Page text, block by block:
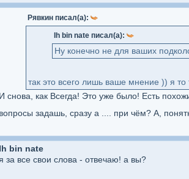
Рявкин писал(а):
Ih bin nate писал(а):
Ну конечно не для ваших
так это всего лишь ваше мнение )) я
И снова, как Всегда! Это уже было! Есть
вопросы задашь, сразу а .... при чём? А,
Ih bin nate
за все свои слова - отвечаю! а вы?